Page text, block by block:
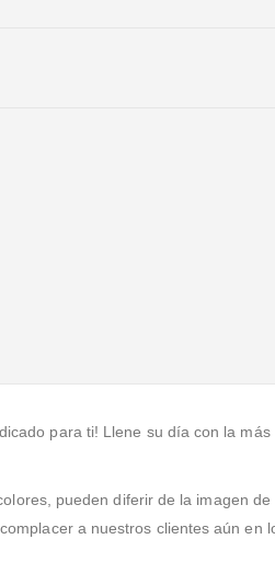
para ti! Llene su día con la más
pueden diferir de la imagen de
a nuestros clientes aún en